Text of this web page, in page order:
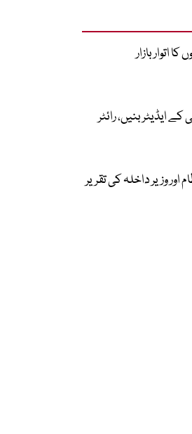
کا اتوار بازار
کے ایڈیٹر بنیں، رائٹر
اور وزیر داخلہ کی تقریر